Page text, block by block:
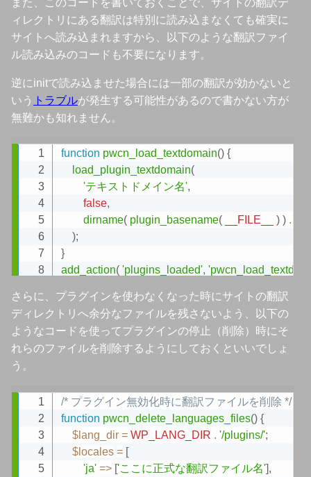
ィレクトリにある翻訳は特別に読み込まなくても確実に
サイトへ読み込まれますから、以下のような翻訳ファイ
ル読み込みのコードも不要になります。
逆にinitで読み込ませた場合には一部の翻訳が効かないと
いう トラブルが発生する可能性があるので書かない方が
無難かも知れません。
function pwcn_load_textdomain() {
load_plugin_textdomain(
'テキストドメイン名',
false,
dirname( plugin_basename( __FILE__ ) ) .
);
}
add_action( 'plugins_loaded',
add_action( 'init', 'pwcn_load_textdomain', 1 );
さらに、プラグインを使わなくなった時にサイトの翻訳
ディレクトリへ余分なファイルを残さないよう、以下の
ようなコードを使ってプラグインの停止（削除）時にそ
れらのファイルを削除するようにしておくといいでしょ
う。
/* プラグイン無効化時に翻訳ファイルを削除 */
function pwcn_delete_languages_files() {
$lang_dir = WP_LANG_DIR '/plugins/';
$locales = [
'ja' => ['ここに正式な翻訳ファイル名']
Copy